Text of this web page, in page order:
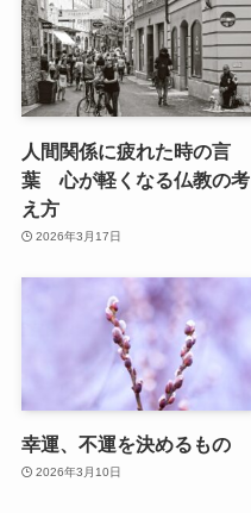
人間関係に疲れた時の言
葉 心が軽くなる仏教の考
え方
2026年3月17日
幸運、不運を決めるもの
2026年3月10日